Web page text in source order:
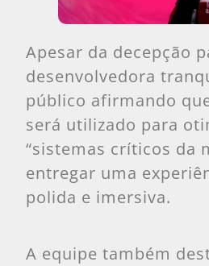
Apesar da decepção
desenvolvedora
público afirmando
será utilizado para
“sistemas críticos da
entregar uma
polida e imersiva.
A equipe também